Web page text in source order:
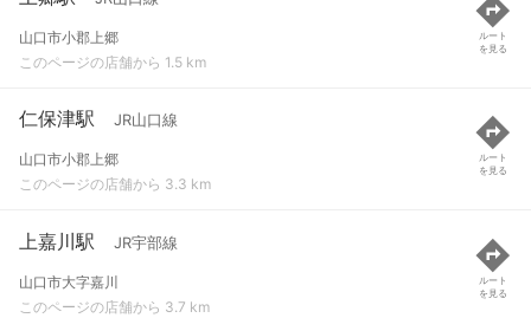
山口市小郡上郷
このページの店舗から 1.5 km
ルート
を見る
仁保津駅 JR山口線
山口市小郡上郷
このページの店舗から 3.3 km
ルート
を見る
上嘉川駅 JR宇部線
山口市大字嘉川
このページの店舗から 3.7 km
ルート
を見る